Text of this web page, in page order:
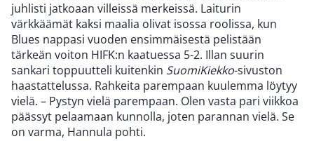
juhlisti jatkoaan villeissä merkeissä. Laiturin
värkkäämät kaksi maalia olivat isossa roolissa, kun
Blues nappasi vuoden ensimmäisestä pelistään
tärkeän voiton HIFK:n kaatuessa 5-2. Illan suurin
sankari toppuutteli kuitenkin SuomiKiekko-sivuston
haastattelussa. Rahkeita parempaan kuulemma löytyy
vielä. – Pystyn vielä parempaan. Olen vasta pari viikkoa
päässyt pelaamaan kunnolla, joten parannan vielä. Se
on varma, Hannula pohti.